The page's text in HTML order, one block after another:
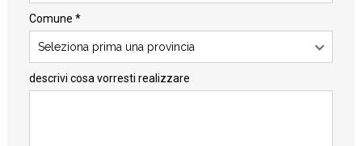
Comune *
Seleziona prima una provincia
descrivi cosa vorresti realizzare